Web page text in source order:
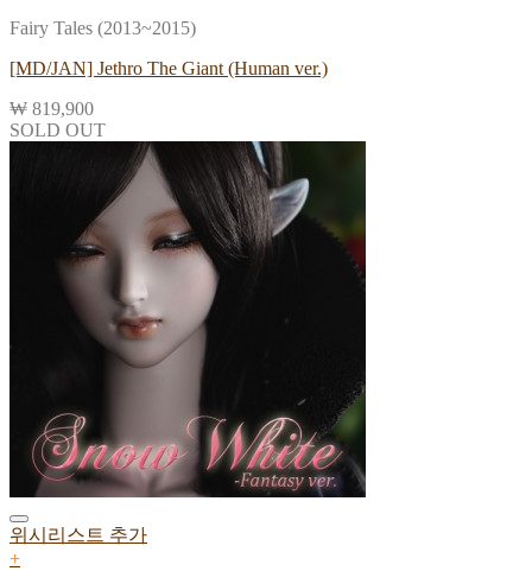
Fairy Tales (2013~2015)
[MD/JAN] Jethro The Giant (Human ver.)
₩ 819,900
SOLD OUT
위시리스트 추가
+